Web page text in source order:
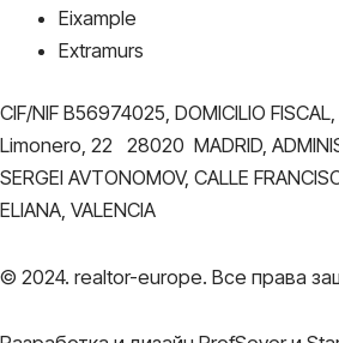
Eixample
Extramurs
CIF/NIF B56974025, DOMICILIO
Limonero, 22 28020 MADRID,
SERGEI AVTONOMOV, CALLE
ELIANA, VALENCIA
© 2024. realtor-europe. Все права